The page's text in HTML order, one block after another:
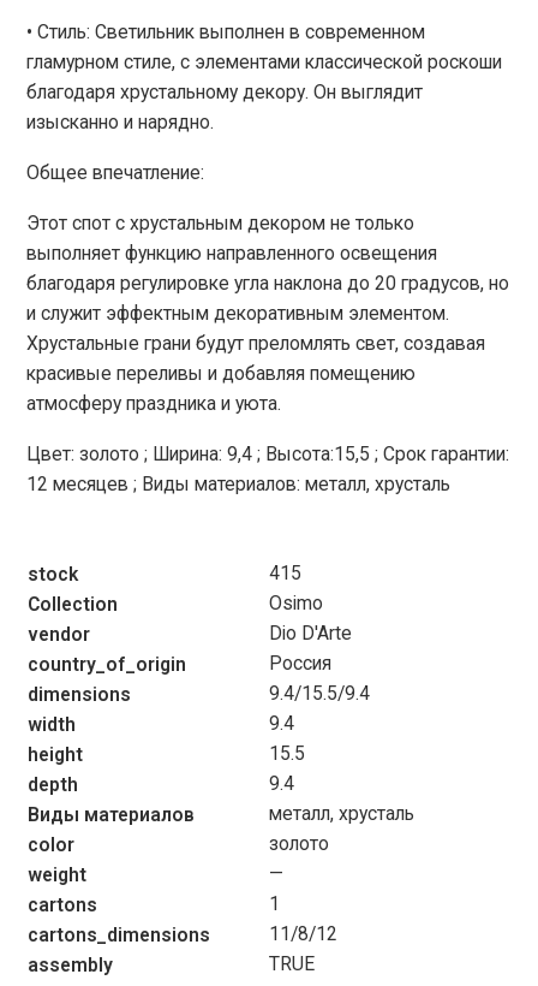
• Стиль: Светильник выполнен в современном
гламурном стиле, с элементами классической роскоши
благодаря хрустальному декору. Он выглядит
изысканно и нарядно.
Общее впечатление:
Этот спот с хрустальным декором не только
выполняет функцию направленного освещения
благодаря регулировке угла наклона до 20 градусов, но
и служит эффектным декоративным элементом.
Хрустальные грани будут преломлять свет, создавая
красивые переливы и добавляя помещению
атмосферу праздника и уюта.
Цвет: золото ; Ширина: 9,4 ; Высота:15,5 ; Срок гарантии:
12 месяцев ; Виды материалов: металл, хрусталь
stock
415
Collection
Osimo
vendor
Dio D'Arte
country_of_origin
Россия
dimensions
9.4/15.5/9.4
width
9.4
height
15.5
depth
9.4
Виды материалов
металл, хрусталь
color
золото
weight
—
cartons
1
cartons_dimensions
11/8/12
assembly
TRUE